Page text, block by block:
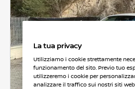
La tua privacy
Utilizziamo i cookie strettamente
funzionamento del sito. Previo tuo
utilizzeremo i cookie per
analizzare il traffico sui nostri siti